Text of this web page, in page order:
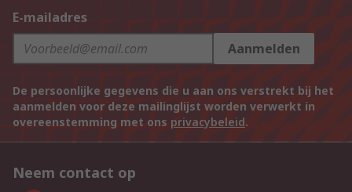
E-mailadres
Aanmelden
De persoonlijke gegevens die u aan ons verstrekt bij het
aanmelden voor deze mailinglijst worden verwerkt in
overeenstemming met ons privacybeleid.
Neem contact op